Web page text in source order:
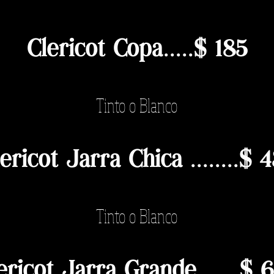
Clericot Copa.....$ 185
Tinto o Blanco
Jarra Chica ........$
Tinto o Blanco